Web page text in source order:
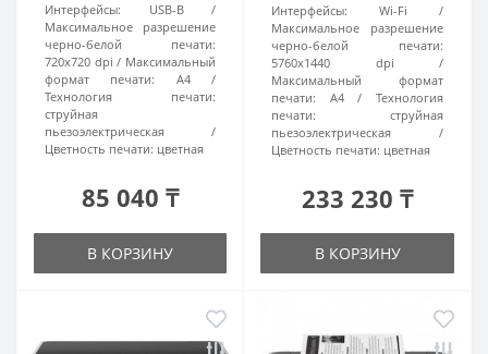
Интерфейсы:
USB-B
Максимальное разрешение
черно-белой печати:
720x720 dpi
Максимальный
формат печати:
A4
Технология печати:
струйная
пьезоэлектрическая
Цветность печати: цветная
85 040 ₸
В КОРЗИНУ
Интерфейсы:
Wi-Fi
Максимальное разрешение
черно-белой печати:
5760x1440 dpi
Максимальный формат
печати:
A4
Технология
печати:
струйная
пьезоэлектрическая
Цветность печати: цветная
233 230 ₸
В КОРЗИНУ